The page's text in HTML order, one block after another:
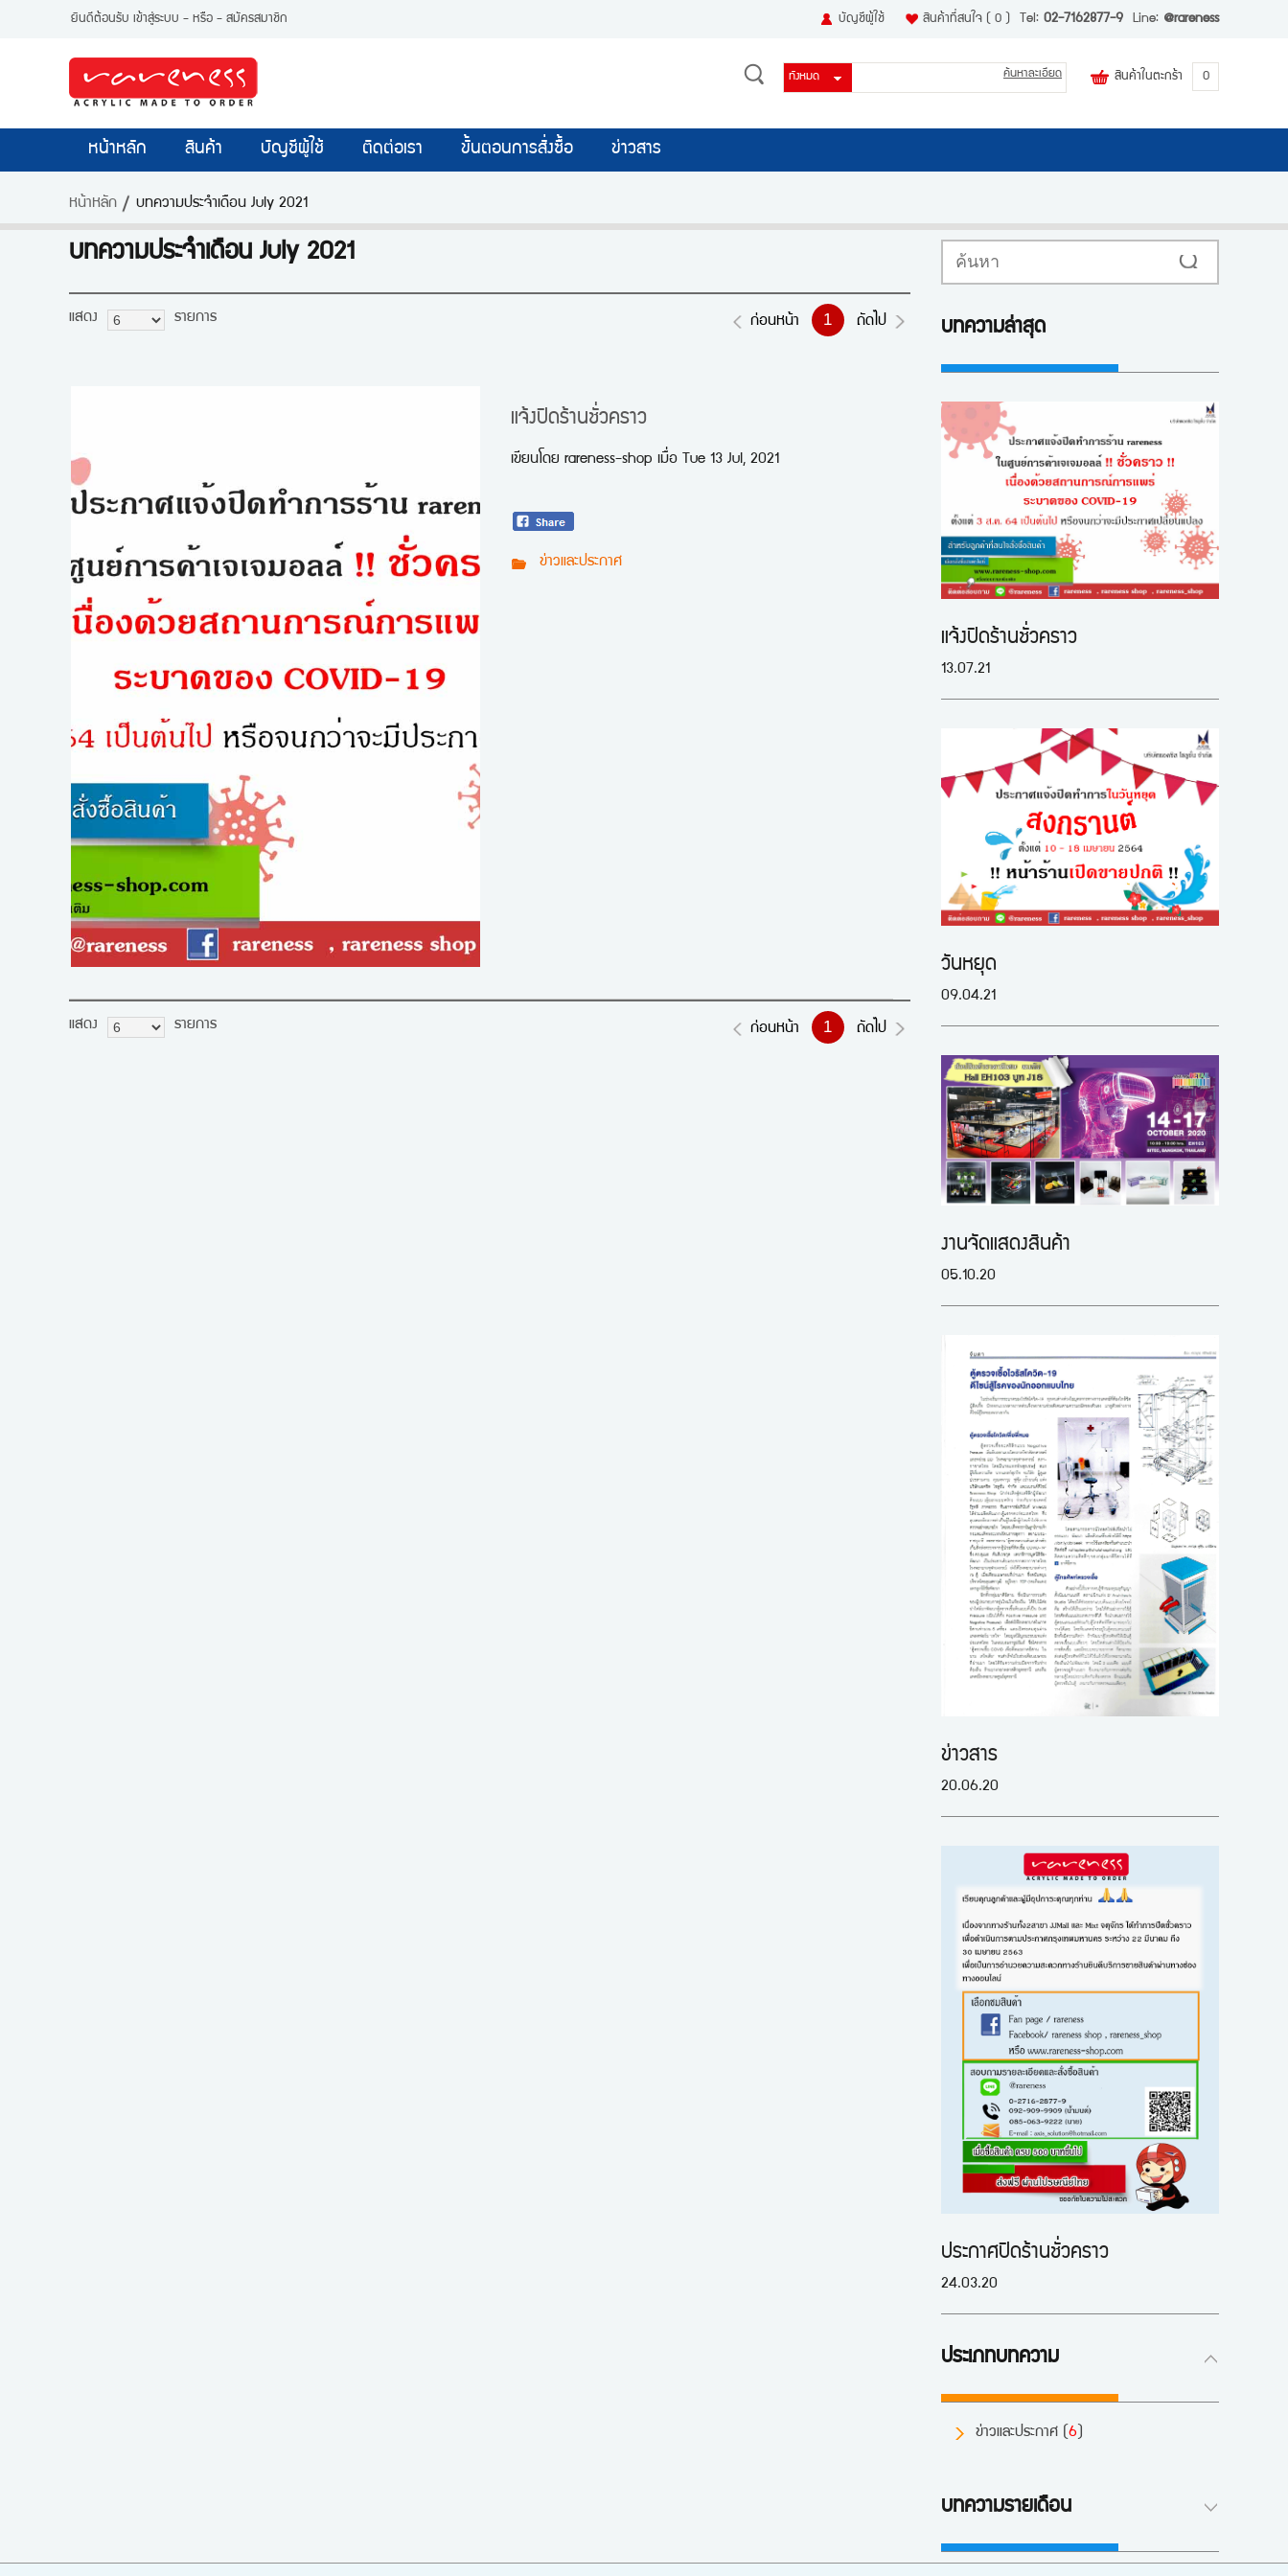
ยินดีต้อนรับ เข้าสู่ระบบ - หรือ - สมัครสมาชิก Tel: 02-7162877-9 Line: @rareness
สินค้าที่สนใจ ( 0 )
บัญชีผู้ใช้
สินค้าในตะกร้า 0
ค้นหาละเอียด
หน้าหลัก สินค้า บัญชีผู้ใช้ ติดต่อเรา ขั้นตอนการสั่งซื้อ ข่าวสาร
หน้าหลัก บทความประจำเดือน July 2021
บทความประจำเดือน July 2021
แสดง รายการ ก่อนหน้า 1 ถัดไป
แจ้งปิดร้านชั่วคราว
เขียนโดย rareness-shop เมื่อ Tue 13 Jul, 2021
ข่าวและประกาศ
แสดง รายการ ก่อนหน้า 1 ถัดไป
ค้นหา
บทความล่าสุด
แจ้งปิดร้านชั่วคราว
13.07.21
วันหยุด
09.04.21
งานจัดแสดงสินค้า
05.10.20
ข่าวสาร
20.06.20
ประกาศปิดร้านชั่วคราว
24.03.20
ประเภทบทความ
ข่าวและประกาศ ( 6)
บทความรายเดือน